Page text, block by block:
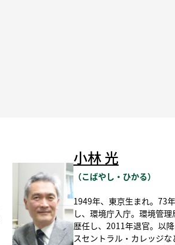
小林 光
（こばやし・ひかる）
1949年、東京生まれ。73
し、環境庁入庁。環境管
歴任し、2011年退官。以
スセントラル・カレッジな